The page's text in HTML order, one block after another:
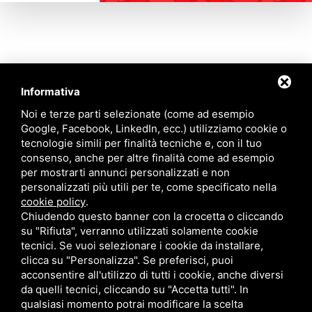
Informativa
Noi e terze parti selezionate (come ad esempio
Google, Facebook, LinkedIn, ecc.) utilizziamo cookie o
tecnologie simili per finalità tecniche e, con il tuo
consenso, anche per altre finalità come ad esempio
per mostrarti annunci personalizzati e non
personalizzati più utili per te, come specificato nella
cookie policy.
Chiudendo questo banner con la crocetta o cliccando
su "Rifiuta", verranno utilizzati solamente cookie
tecnici. Se vuoi selezionare i cookie da installare,
clicca su "Personalizza". Se preferisci, puoi
acconsentire all'utilizzo di tutti i cookie, anche diversi
da quelli tecnici, cliccando su "Accetta tutti". In
qualsiasi momento potrai modificare la scelta
Contattaci
Via Quinto Bucci, 205, 47521 Cesena (FC)
+39 0543 31536
+39 320 6635083
info@amiciziaeamore.it
Links
Chi siamo
Crea il tuo profilo
Franchising
Annunci
Blog
Contatti
Follow Us